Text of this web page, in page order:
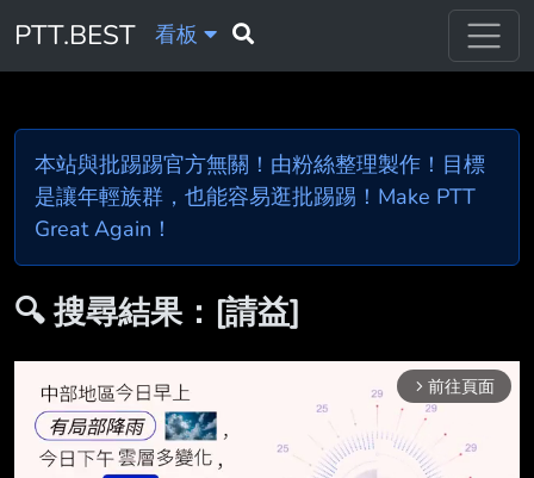
PTT.BEST 看板
本站與批踢踢官方無關！由粉絲整理製作！目標
是讓年輕族群，也能容易逛批踢踢！Make PTT
Great Again！
🔍 搜尋結果：[請益]
arrow_forward_ios 前往頁面